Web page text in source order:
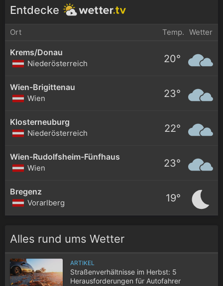
Entdecke
Ort Temp. Wetter
Krems/Donau
Niederösterreich 20°
Wien-Brigittenau
Wien 23°
Klosterneuburg
Niederösterreich 22°
Wien-Rudolfsheim-Fünfhaus
Wien 23°
Bregenz
Vorarlberg 19°
Alles rund ums Wetter
ARTIKEL
Straßenverhältnisse im Herbst: 5
Herausforderungen für Autofahrer